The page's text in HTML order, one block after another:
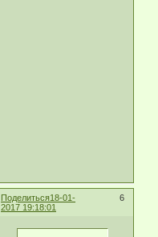
Поделиться 6
18-01-
2017 19:18:01